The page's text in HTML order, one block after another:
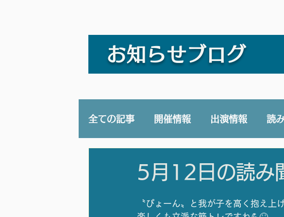
お知らせブログ
全ての記事 開催情報 出演情報 読
5月12日の読み
〝ぴょーん〟と我が子を高く抱え上